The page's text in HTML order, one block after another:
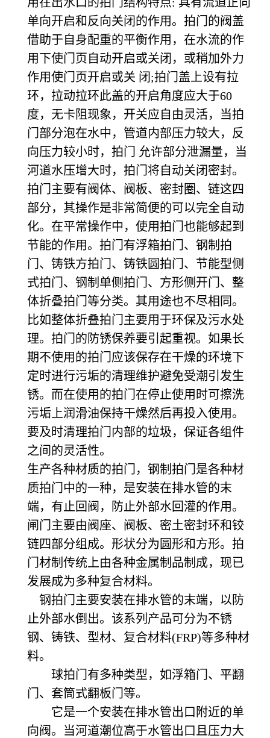
单向开启和反向关闭的作用。拍门的阀盖
借助于自身配重的平衡作用，在水流的作
用下使门页自动开启或关闭，或稍加外力
作用使门页开启或关 闭;拍门盖上设有拉
环，拉动拉环此盖的开启角度应大于60
度，无卡阻现象，开关应自由灵活，当拍
门部分泡在水中，管道内部压力较大，反
向压力较小时，拍门 允许部分泄漏量，当
河道水压增大时，拍门将自动关闭密封。
拍门主要有阀体、阀板、密封圈、链这四
部分，其操作是非常简便的可以完全自动
化。在平常操作中，使用拍门也能够起到
节能的作用。拍门有浮箱拍门、钢制拍
门、铸铁方拍门、铸铁圆拍门、节能型侧
式拍门、钢制单侧拍门、方形侧开门、整
体折叠拍门等分类。其用途也不尽相同。
比如整体折叠拍门主要用于环保及污水处
理。拍门的防锈保养要引起重视。如果长
期不使用的拍门应该保存在干燥的环境下
定时进行污垢的清理维护避免受潮引发生
锈。而在使用的拍门在停止使用时可擦洗
污垢上润滑油保持干燥然后再投入使用。
要及时清理拍门内部的垃圾，保证各组件
之间的灵活性。
生产各种材质的拍门，钢制拍门是各种材
质拍门中的一种，是安装在排水管的末
端，有止回阀，防止外部水回灌的作用。
闸门主要由阀座、阀板、密土密封环和铰
链四部分组成。形状分为圆形和方形。拍
门材制传统上由各种金属制品制成，现已
发展成为多种复合材料。
钢拍门主要安装在排水管的末端，以防
止外部水倒出。该系列产品可分为不锈
钢、铸铁、型材、复合材料(FRP)等多种材
料。
球拍门有多种类型，如浮箱门、平翻
门、套筒式翻板门等。
它是一个安装在排水管出口附近的单
向阀。当河道潮位高于水管出口且压力大